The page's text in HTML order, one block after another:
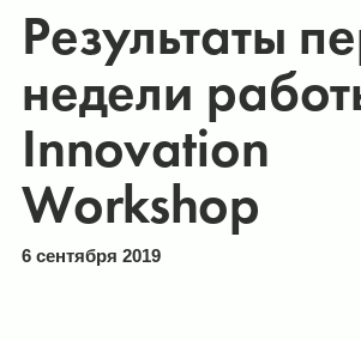
Результаты
недели
Innovation
Workshop
6 сентября 2019